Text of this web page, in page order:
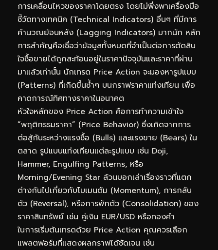
การเคลื่อนไหวของราคาโดยตรง โดยไม่พึ่งพาเครื่องมือ
ชี้วัดทางเทคนิค (Technical Indicators) อื่นๆ ที่มีการ
คำนวณย้อนหลัง (Lagging Indicators) มากนัก หลัก
การสำคัญคือเชื่อว่าข้อมูลทั้งหมดที่จำเป็นต่อการตัดสิน
ใจซื้อขายได้ถูกสะท้อนอยู่ในราคาปัจจุบันและราคาที่ผ่าน
มาแล้วเท่านั้น นักเทรด Price Action จะมองหารูปแบบ
(Patterns) ที่เกิดขึ้นซ้ำๆ บนกราฟราคาแท่งเทียน เพื่อ
คาดการณ์ทิศทางราคาในอนาคต
หัวใจหลักของ Price Action คือการทำความเข้าใจ
“พฤติกรรมราคา” (Price Behavior) ซึ่งเกิดจากการ
ต่อสู้กันระหว่างแรงซื้อ (Bulls) และแรงขาย (Bears) ใน
ตลาด รูปแบบแท่งเทียนแต่ละรูปแบบ เช่น Doji,
Hammer, Engulfing Patterns, หรือ
Morning/Evening Star ล้วนบอกเล่าเรื่องราวที่แตก
ต่างกันไปเกี่ยวกับโมเมนตัม (Momentum), การกลับ
ตัว (Reversal), หรือการพักตัว (Consolidation) ของ
ราคาสินทรัพย์ เช่น คู่เงิน EUR/USD หรือทองคำ
ในการเริ่มต้นเทรดด้วย Price Action คุณควรเลือก
แพลตฟอร์มที่แสดงผลกราฟได้ชัดเจน เช่น